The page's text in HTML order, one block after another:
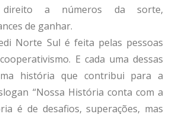
direito a números da sorte,
de ganhar.
Norte Sul é feita pelas pessoas
E cada uma dessas
história que contribui para a
“Nossa História conta com a
é de desafios, superações, mas